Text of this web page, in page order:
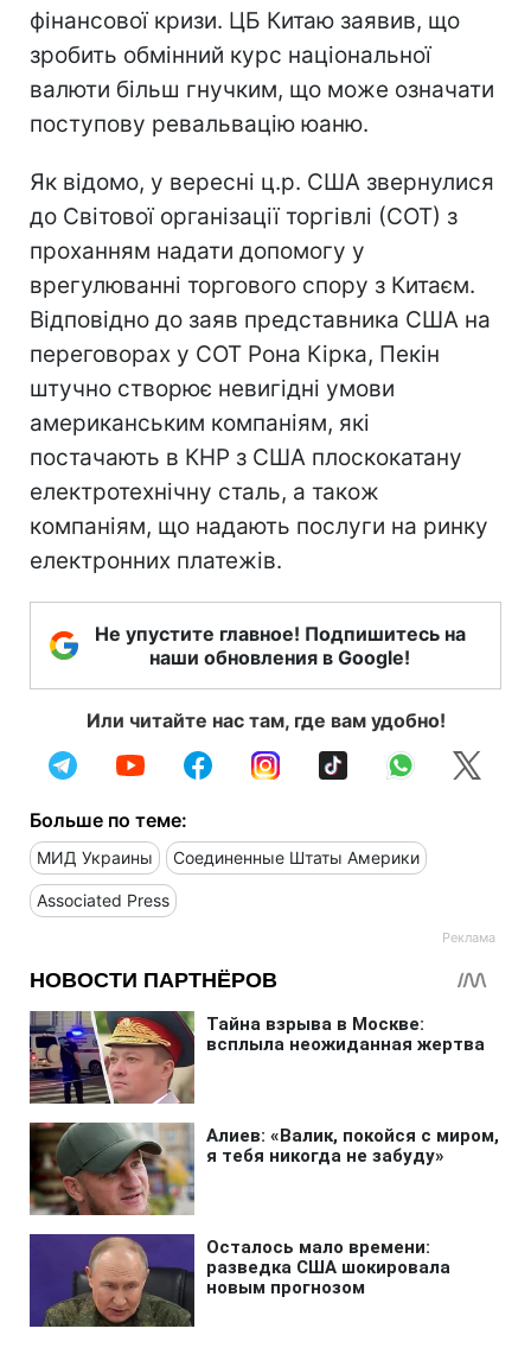
фінансової кризи. ЦБ Китаю заявив, що
зробить обмінний курс національної
валюти більш гнучким, що може означати
поступову ревальвацію юаню.
Як відомо, у вересні ц.р. США звернулися
до Світової організації торгівлі (СОТ) з
проханням надати допомогу у
врегулюванні торгового спору з Китаєм.
Відповідно до заяв представника США на
переговорах у СОТ Рона Кірка, Пекін
штучно створює невигідні умови
американським компаніям, які
постачають в КНР з США плоскокатану
електротехнічну сталь, а також
компаніям, що надають послуги на ринку
електронних платежів.
Не упустите главное! Подпишитесь на
наши обновления в Google!
Или читайте нас там, где вам удобно!
Больше по теме:
МИД Украины Соединенные Штаты Америки
Associated Press